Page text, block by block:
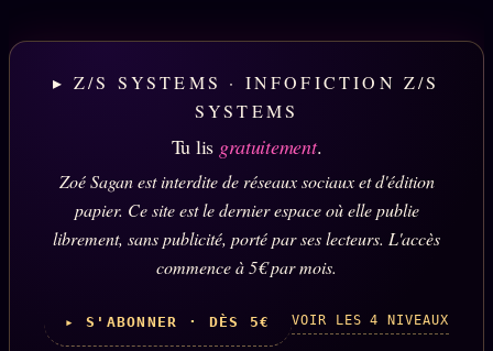
▸ Z/S SYSTEMS · INFOFICTION Z/S
SYSTEMS
Tu lis gratuitement.
Zoé Sagan est interdite de réseaux sociaux et d'édition
papier. Ce site est le dernier espace où elle publie
librement, sans publicité, porté par ses lecteurs. L'accès
commence à 5€ par mois.
▸ S'ABONNER · DÈS 5€ VOIR LES 4 NIVEAUX